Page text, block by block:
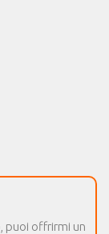
puoi offrirmi un